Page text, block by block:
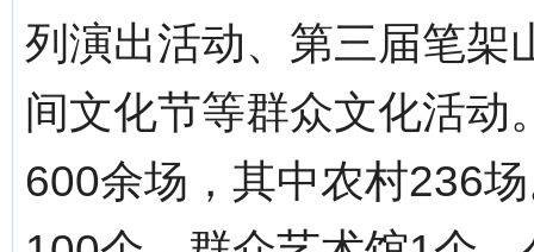
列演出活动、第三届笔架
间文化节等群众文化活动
600余场，其中农村236